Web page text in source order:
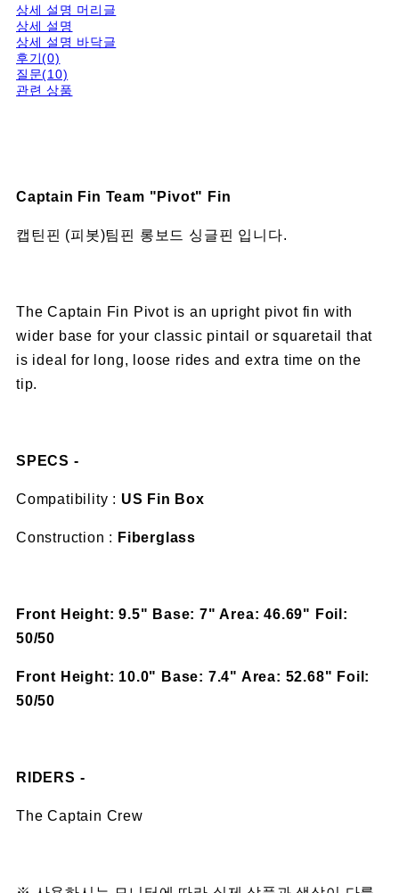
상세 설명 머리글
상세 설명
상세 설명 바닥글
후기(0)
질문(10)
관련 상품
Captain Fin Team "Pivot" Fin
캡틴핀 (피봇)팀핀 롱보드 싱글핀 입니다.
The Captain Fin Pivot is an upright pivot fin with
wider base for your classic pintail or squaretail that
is ideal for long, loose rides and extra time on the
tip.
SPECS -
Compatibility : US Fin Box
Construction : Fiberglass
Front Height: 9.5" Base: 7" Area: 46.69" Foil:
50/50
Front Height: 10.0" Base: 7.4" Area: 52.68" Foil:
50/50
RIDERS -
The Captain Crew